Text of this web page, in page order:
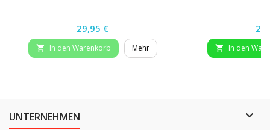
Preis
29,95 €
 In den Warenkorb Mehr  In den
UNTERNEHMEN 